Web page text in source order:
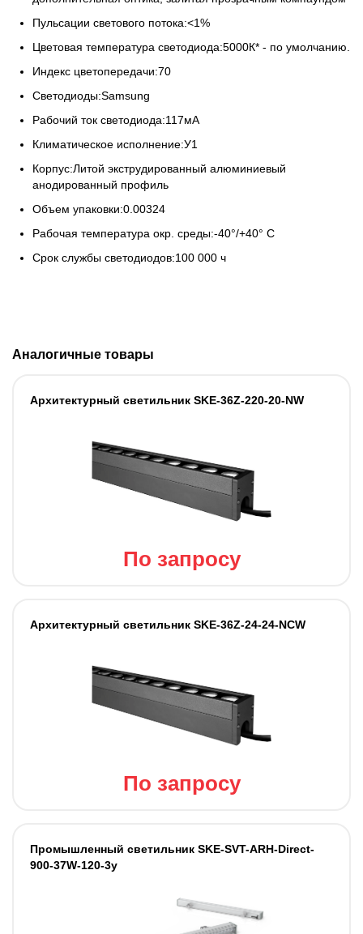
Пульсации светового потока:<1%
Цветовая температура светодиода:5000К* - по умолчанию.
Индекс цветопередачи:70
Светодиоды:Samsung
Рабочий ток светодиода:117мА
Климатическое исполнение:У1
Корпус:Литой экструдированный алюминиевый
анодированный профиль
Объем упаковки:0.00324
Рабочая температура окр. среды:-40°/+40° С
Срок службы светодиодов:100 000 ч
Аналогичные товары
Архитектурный светильник SKE-36Z-220-20-NW
По запросу
Архитектурный светильник SKE-36Z-24-24-NCW
По запросу
Промышленный светильник SKE-SVT-ARH-Direct-
900-37W-120-3y